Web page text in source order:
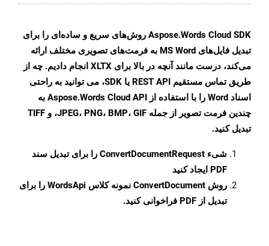
Aspose.Words Cloud SDK روش‌های سریع و ساده‌ای را برای
تبدیل فایل‌های MS Word به فرمت‌های تصویری مختلف ارائه
می‌کند، درست مانند آنچه در بالا برای XLTX انجام دادیم. چه از
طریق تماس مستقیم REST API یا SDK، می توانید به راحتی
اسناد Word را با استفاده از Aspose.Words Cloud API به
چندین فرمت تصویر از جمله JPEG، PNG، BMP، GIF، و TIFF
تبدیل کنید.
شیء ConvertDocumentRequest را برای تبدیل سند
PDF ایجاد کنید
روش ConvertDocument
نمونه کلاس WordsApi را برای
تبدیل از PDF فراخوانی کنید.